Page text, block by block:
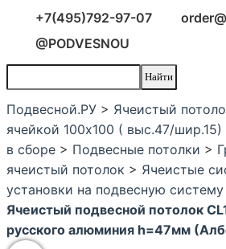
+7(495)792-97-07
@PODVESNOU
Подвесной.РУ > Ячеистый
ячейкой 100х100 ( выс.47/
в сборе > Подвесные потолки >
ячеистый потолок > Ячеистые
установки на подвесную
Ячеистый подвесной потолок
русского алюминия h=47мм